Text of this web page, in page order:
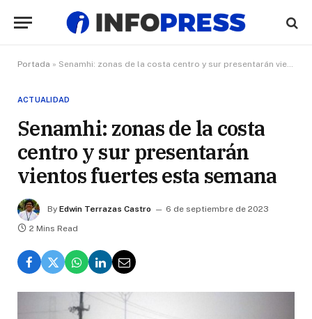
Portada » Senamhi: zonas de la costa centro y sur presentarán vientos fuertes esta semana
ACTUALIDAD
Senamhi: zonas de la costa
centro y sur presentarán
vientos fuertes esta semana
By Edwin Terrazas Castro
6 de septiembre de 2023
2 Mins Read